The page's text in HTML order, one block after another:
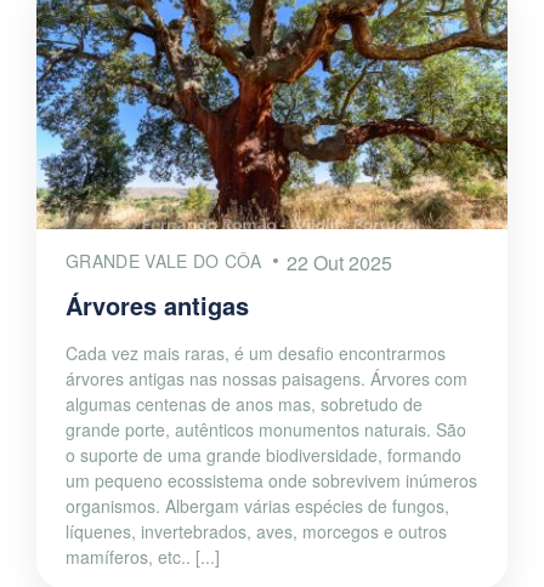
GRANDE VALE DO CÔA 22 Out 2025
Árvores antigas
Cada vez mais raras, é um desafio encontrarmos
árvores antigas nas nossas paisagens. Árvores com
algumas centenas de anos mas, sobretudo de
grande porte, autênticos monumentos naturais. São
o suporte de uma grande biodiversidade, formando
um pequeno ecossistema onde sobrevivem inúmeros
organismos. Albergam várias espécies de fungos,
líquenes, invertebrados, aves, morcegos e outros
mamíferos, etc.. [...]